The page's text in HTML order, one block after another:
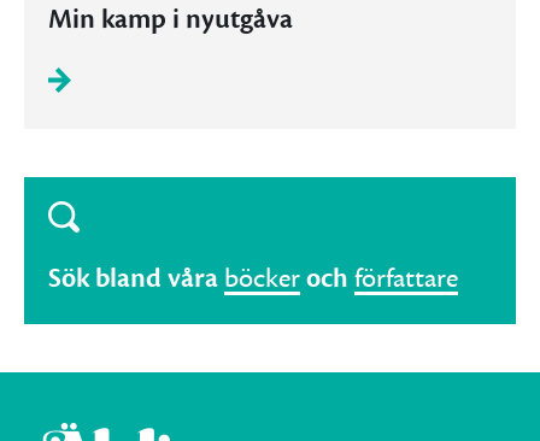
Min kamp i nyutgåva
Sök bland våra böckeroch författare